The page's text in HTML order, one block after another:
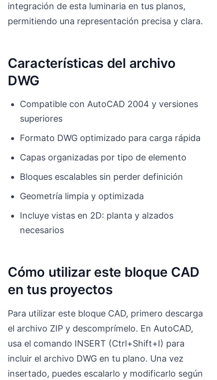
integración de esta luminaria en tus planos,
permitiendo una representación precisa y clara.
Características del archivo
DWG
Compatible con AutoCAD 2004 y versiones
superiores
Formato DWG optimizado para carga rápida
Capas organizadas por tipo de elemento
Bloques escalables sin perder definición
Geometría limpia y optimizada
Incluye vistas en 2D: planta y alzados
necesarios
Cómo utilizar este bloque CAD
en tus proyectos
Para utilizar este bloque CAD, primero descarga
el archivo ZIP y descomprímelo. En AutoCAD,
usa el comando INSERT (Ctrl+Shift+I) para
incluir el archivo DWG en tu plano. Una vez
insertado, puedes escalarlo y modificarlo según